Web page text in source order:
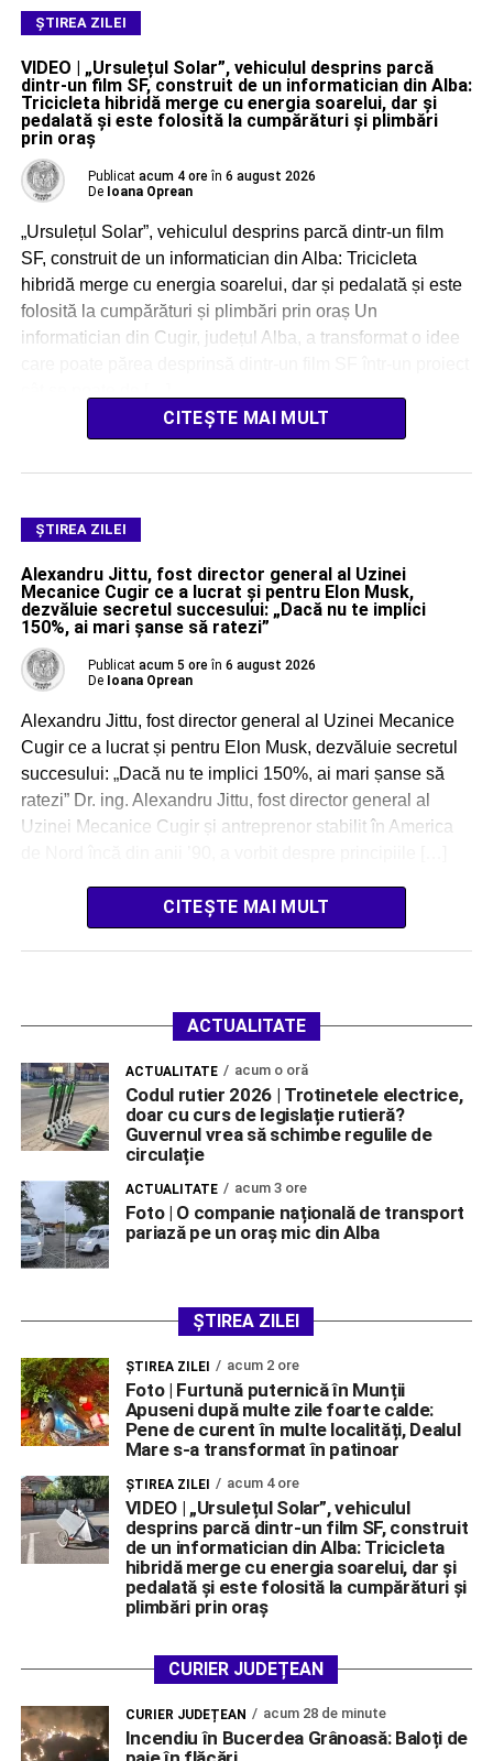
ŞTIREA ZILEI
VIDEO | „Ursulețul Solar”, vehiculul desprins parcă
dintr-un film SF, construit de un informatician din Alba:
Tricicleta hibridă merge cu energia soarelui, dar și
pedalată și este folosită la cumpărături și plimbări
prin oraș
Publicat acum 4 ore în 6 august 2026
De Ioana Oprean
„Ursulețul Solar”, vehiculul desprins parcă dintr-un film
SF, construit de un informatician din Alba: Tricicleta
hibridă merge cu energia soarelui, dar și pedalată și este
folosită la cumpărături și plimbări prin oraș Un
informatician din Cugir, județul Alba, a transformat o idee
CITEȘTE MAI MULT
ŞTIREA ZILEI
Alexandru Jittu, fost director general al Uzinei
Mecanice Cugir ce a lucrat și pentru Elon Musk,
dezvăluie secretul succesului: „Dacă nu te implici
150%, ai mari șanse să ratezi”
Publicat acum 5 ore în 6 august 2026
De Ioana Oprean
Alexandru Jittu, fost director general al Uzinei Mecanice
Cugir ce a lucrat și pentru Elon Musk, dezvăluie secretul
succesului: „Dacă nu te implici 150%, ai mari șanse să
ratezi” Dr. ing. Alexandru Jittu, fost director general al
Uzinei Mecanice Cugir și antreprenor stabilit în America
CITEȘTE MAI MULT
ACTUALITATE
ACTUALITATE acum o oră
Codul rutier 2026 | Trotinetele electrice,
doar cu curs de legislație rutieră?
Guvernul vrea să schimbe regulile de
circulație
ACTUALITATE acum 3 ore
Foto | O companie națională de transport
pariază pe un oraș mic din Alba
ȘTIREA ZILEI
ŞTIREA ZILEI acum 2 ore
Foto | Furtună puternică în Munții
Apuseni după multe zile foarte calde:
Pene de curent în multe localități, Dealul
Mare s-a transformat în patinoar
ŞTIREA ZILEI acum 4 ore
VIDEO | „Ursulețul Solar”, vehiculul
desprins parcă dintr-un film SF, construit
de un informatician din Alba: Tricicleta
hibridă merge cu energia soarelui, dar și
pedalată și este folosită la cumpărături și
plimbări prin oraș
CURIER JUDEȚEAN
CURIER JUDEȚEAN acum 28 de minute
Incendiu în Bucerdea Grânoasă: Baloți de